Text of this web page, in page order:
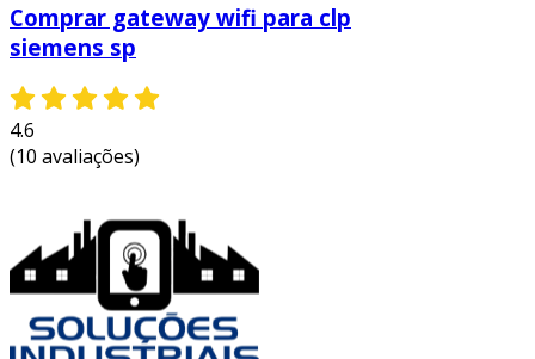
Comprar gateway wifi para clp
siemens sp
4.6
(10 avaliações)